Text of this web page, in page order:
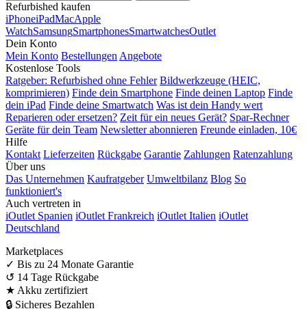
Refurbished kaufen
iPhoneiPadMacApple
WatchSamsungSmartphonesSmartwatchesOutlet
Dein Konto
Mein Konto Bestellungen Angebote
Kostenlose Tools
Ratgeber: Refurbished ohne Fehler Bildwerkzeuge (HEIC,
komprimieren) Finde dein Smartphone Finde deinen Laptop Finde
dein iPad Finde deine Smartwatch Was ist dein Handy wert
Reparieren oder ersetzen? Zeit für ein neues Gerät? Spar-Rechner
Geräte für dein Team Newsletter abonnieren Freunde einladen, 10€
Hilfe
Kontakt Lieferzeiten Rückgabe Garantie Zahlungen Ratenzahlung
Über uns
Das Unternehmen Kaufratgeber Umweltbilanz Blog So
funktioniert's
Auch vertreten in
iOutlet Spanien iOutlet Frankreich iOutlet Italien iOutlet
Deutschland
Marketplaces
✓ Bis zu 24 Monate Garantie
↺ 14 Tage Rückgabe
★ Akku zertifiziert
🔒 Sicheres Bezahlen